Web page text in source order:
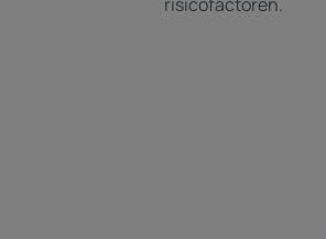
risicofactoren.